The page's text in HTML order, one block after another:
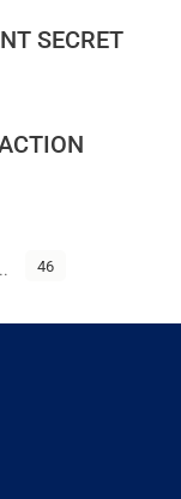
SECRET
46